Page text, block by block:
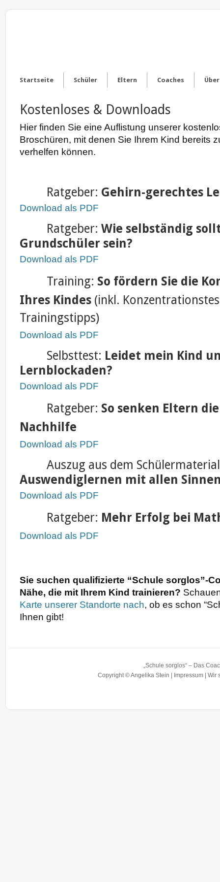
Startseite Schüler Eltern Coaches
Kostenloses & Downloads
Hier finden Sie eine Auflistung unserer
Broschüren, mit denen Sie Ihrem Kind bereits
verhelfen können.
Ratgeber: Gehirn-gerechtes
Download als PDF
Ratgeber: Wie selbständig
Grundschüler sein?
Download als PDF
Training: So fördern Sie die
Ihres Kindes (inkl.
Trainingstipps)
Download als PDF
Selbsttest: Leidet mein Kind
Lernblockaden?
Download als PDF
Ratgeber: So senken Eltern
Nachhilfe
Download als PDF
Auszug aus dem
Auswendiglernen mit allen
Download als PDF
Ratgeber: Mehr Erfolg bei
Download als PDF
Sie suchen qualifizierte “Schule sorglos”-
Nähe, die mit Ihrem Kind trainieren?
Karte unserer Standorte nach, ob es schon
Ihnen gibt!
„Schule sorglos“ – Das
Copyright © Angelika Stein |
Impressum| Wir